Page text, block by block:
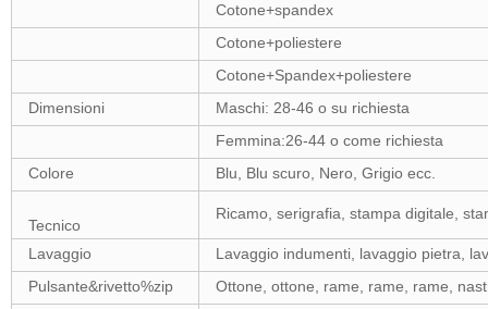
Cotone+spandex
Cotone+poliestere
Cotone+Spandex+poliestere
Dimensioni
Maschi: 28-46 o su richiesta
Femmina:26-44 o come richiesta
Colore
Blu, Blu scuro, Nero, Grigio ecc.
Tecnico
Ricamo, serigrafia, stampa digitale,
Lavaggio
Lavaggio indumenti, lavaggio pietra,
Pulsante&rivetto%zip
Ottone, ottone, rame, rame, rame,